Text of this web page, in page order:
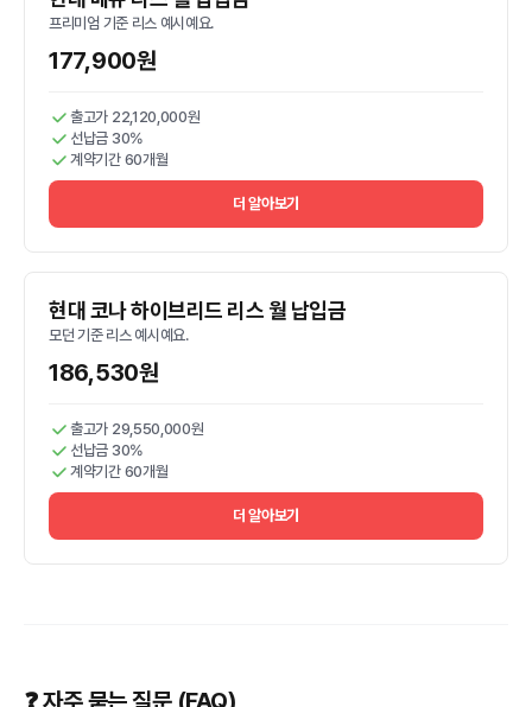
프리미엄 기준 리스 예시예요.
177,900원
출고가 22,120,000원
선납금 30%
계약기간 60개월
더 알아보기
현대 코나 하이브리드 리스 월 납입금
모던 기준 리스 예시예요.
186,530원
출고가 29,550,000원
선납금 30%
계약기간 60개월
더 알아보기
❓ 자주 묻는 질문 (FAQ)